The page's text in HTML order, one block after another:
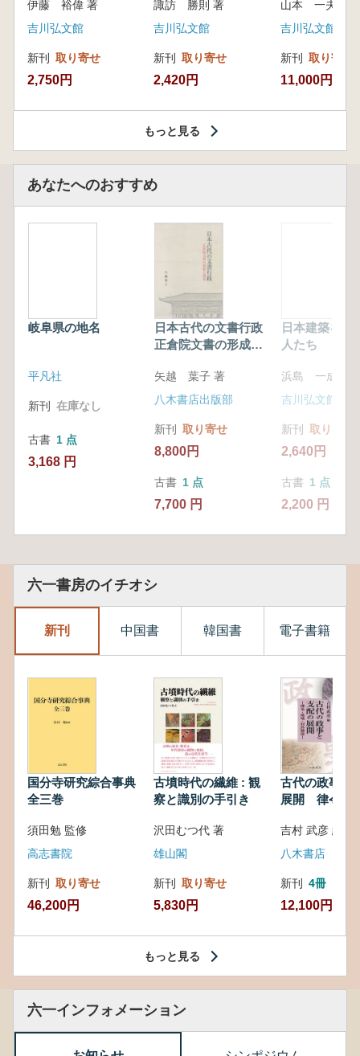
伊藤 裕偉 著
吉川弘文館
新刊 取り寄せ
2,750円
諏訪 勝則 著
吉川弘文館
新刊 取り寄せ
2,420円
山本 一夫
吉川弘文館
新刊 取り寄せ
11,000円
もっと見る
あなたへのおすすめ
岐阜県の地名
平凡社
新刊 在庫なし
古書 1 点
3,168 円
日本古代の文書行政
正倉院文書の形成と
矢越 葉子 著
八木書店出版部
新刊 取り寄せ
8,800円
古書 1 点
7,700 円
日本建築を作
人たち 寺社
浜島 一成 著
吉川弘文館
新刊 取り寄せ
2,640円
古書 1 点
2,200 円
六一書房のイチオシ
新刊 中国書 韓国書 電子書籍
国分寺研究綜合事典
全三巻
須田勉 監修
高志書院
新刊 取り寄せ
46,200円
古墳時代の繊維 : 観
察と識別の手引き
沢田むつ代 著
雄山閣
新刊 取り寄せ
5,830円
古代の政事と
展開 律令・
吉村 武彦 編集
八木書店
新刊 4冊
12,100円
もっと見る
六一インフォメーション